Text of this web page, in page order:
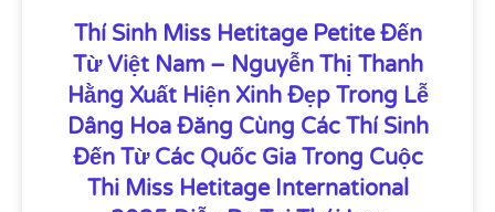
Thí Sinh Miss Hetitage Petite Đến
Từ Việt Nam – Nguyễn Thị Thanh
Hằng Xuất Hiện Xinh Đẹp Trong Lễ
Dâng Hoa Đăng Cùng Các Thí Sinh
Đến Từ Các Quốc Gia Trong Cuộc
Thi Miss Hetitage International